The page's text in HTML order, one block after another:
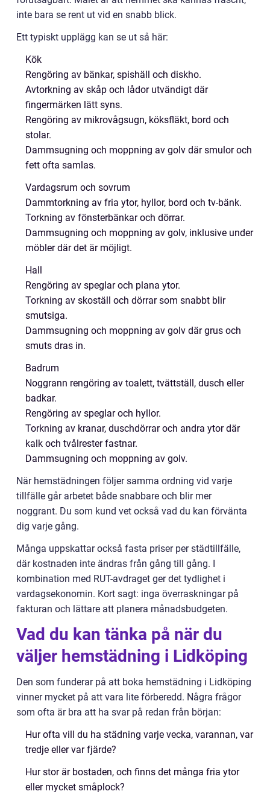
inte bara se rent ut vid en snabb blick.
Ett typiskt upplägg kan se ut så här:
Kök
Rengöring av bänkar, spishäll och diskho.
Avtorkning av skåp och lådor utvändigt där
fingermärken lätt syns.
Rengöring av mikrovågsugn, köksfläkt, bord och
stolar.
Dammsugning och moppning av golv där smulor och
fett ofta samlas.
Vardagsrum och sovrum
Dammtorkning av fria ytor, hyllor, bord och tv-bänk.
Torkning av fönsterbänkar och dörrar.
Dammsugning och moppning av golv, inklusive under
möbler där det är möjligt.
Hall
Rengöring av speglar och plana ytor.
Torkning av skoställ och dörrar som snabbt blir
smutsiga.
Dammsugning och moppning av golv där grus och
smuts dras in.
Badrum
Noggrann rengöring av toalett, tvättställ, dusch eller
badkar.
Rengöring av speglar och hyllor.
Torkning av kranar, duschdörrar och andra ytor där
kalk och tvålrester fastnar.
Dammsugning och moppning av golv.
När hemstädningen följer samma ordning vid varje
tillfälle går arbetet både snabbare och blir mer
noggrant. Du som kund vet också vad du kan förvänta
dig varje gång.
Många uppskattar också fasta priser per städtillfälle,
där kostnaden inte ändras från gång till gång. I
kombination med RUT-avdraget ger det tydlighet i
vardagsekonomin. Kort sagt: inga överraskningar på
fakturan och lättare att planera månadsbudgeten.
Vad du kan tänka på när du
väljer hemstädning i Lidköping
Den som funderar på att boka hemstädning i Lidköping
vinner mycket på att vara lite förberedd. Några frågor
som ofta är bra att ha svar på redan från början:
Hur ofta vill du ha städning varje vecka, varannan, var
tredje eller var fjärde?
Hur stor är bostaden, och finns det många fria ytor
eller mycket småplock?